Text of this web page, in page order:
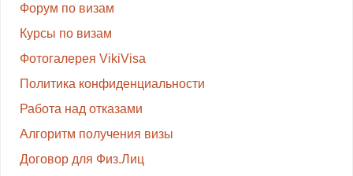
Форум по визам
Курсы по визам
Фотогалерея VikiVisa
Политика конфиденциальности
Работа над отказами
Алгоритм получения визы
Договор для Физ.Лиц